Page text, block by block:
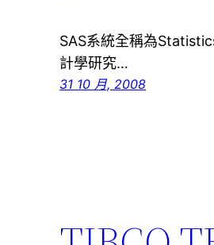
SAS系統全稱為
計學研究…
31 10 月, 2008